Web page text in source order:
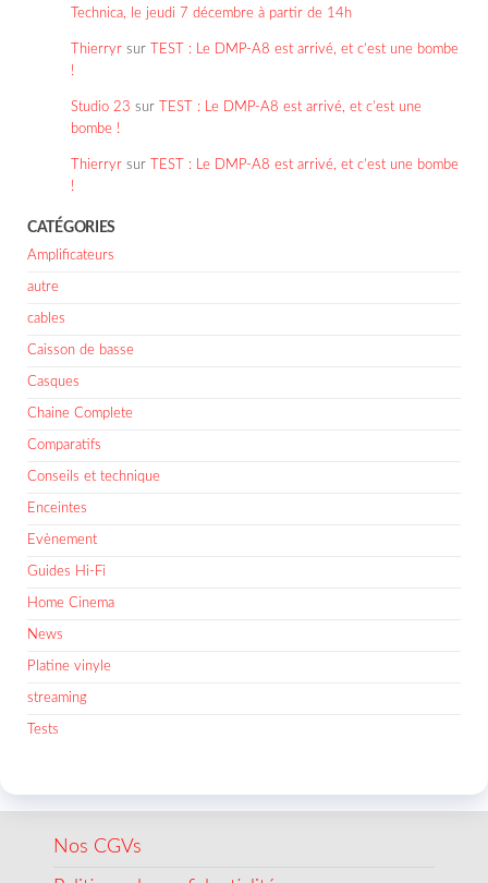
Technica, le jeudi 7 décembre à partir de 14h
Thierryr sur
TEST : Le DMP-A8 est arrivé, et c’est une bombe
!
Studio 23 sur
TEST : Le DMP-A8 est arrivé, et c’est une
bombe !
Thierryr sur
TEST : Le DMP-A8 est arrivé, et c’est une bombe
!
CATÉGORIES
Amplificateurs
autre
cables
Caisson de basse
Casques
Chaine Complete
Comparatifs
Conseils et technique
Enceintes
Evènement
Guides Hi-Fi
Home Cinema
News
Platine vinyle
streaming
Tests
Nos CGVs